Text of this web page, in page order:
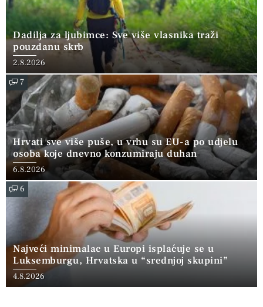
Dadilja za ljubimce: Sve više vlasnika traži
pouzdanu skrb
2.8.2026
7
Hrvati sve više puše, u vrhu su EU-a po udjelu
osoba koje dnevno konzumiraju duhan
6.8.2026
6
Najveći minimalac u Europi isplaćuje se u
Luksemburgu, Hrvatska u “srednjoj skupini”
4.8.2026